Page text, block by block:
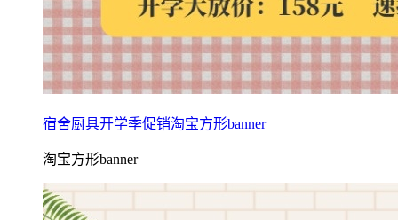
宿舍厨具开学季促销淘宝方形banner
淘宝方形banner